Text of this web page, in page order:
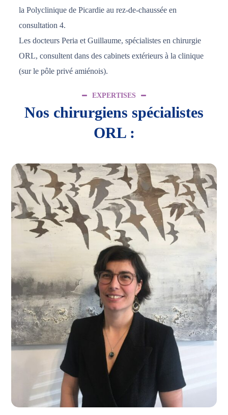
la Polyclinique de Picardie au rez-de-chaussée en
consultation 4.
Les docteurs Peria et Guillaume, spécialistes en chirurgie
ORL, consultent dans des cabinets extérieurs à la clinique
(sur le pôle privé amiénois).
EXPERTISES
Nos chirurgiens spécialistes
ORL :